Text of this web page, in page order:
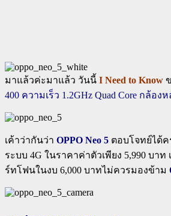
มาแล้วค่ะมาแล้ว วันนี้ I Need to Know
400 ความเร็ว 1.2GHz Quad Core กล้อ
เค้าว่ากันว่า OPPO Neo 5 ตอบโจทย์ได้
ระบบ 4G ในราคาค่าตัวเพียง 5,990 บ
ร์ทโฟนในงบ 6,000 บาทไม่ควรมองข้าม